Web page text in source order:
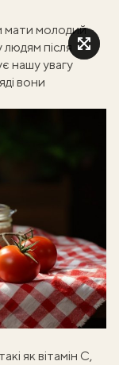
мати молодий
людям після
нашу увагу
вони
як вітамін С,